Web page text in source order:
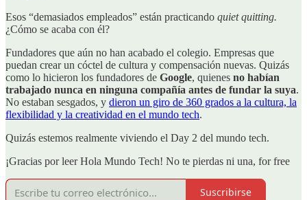
Esos “demasiados empleados” están practicando quiet quitting.
¿Cómo se acaba con él?
Fundadores que aún no han acabado el colegio. Empresas que
puedan crear un cóctel de cultura y compensación nuevas. Quizás
como lo hicieron los fundadores de Google, quienes no habían
trabajado nunca en ninguna compañía antes de fundar la suya.
No estaban sesgados, y dieron un giro de 360 grados a la cultura, la
flexibilidad y la creatividad en el mundo tech.
Quizás estemos realmente viviendo el Day 2 del mundo tech.
¡Gracias por leer Hola Mundo Tech! No te pierdas ni una, for free
Suscribirse